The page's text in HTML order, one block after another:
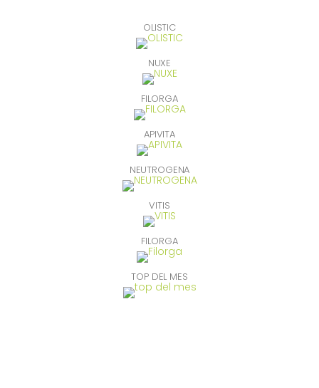
OLISTIC
NUXE
FILORGA
APIVITA
NEUTROGENA
VITIS
FILORGA
TOP DEL MES